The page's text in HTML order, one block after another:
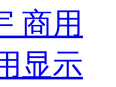
商用
显示